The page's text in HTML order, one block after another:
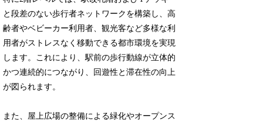
と段差のない歩行者ネットワークを構築し、高
齢者やベビーカー利用者、観光客など多様な利
用者がストレスなく移動できる都市環境を実現
します。これにより、駅前の歩行動線が立体的
かつ連続的につながり、回遊性と滞在性の向上
が図られます。
また、屋上広場の整備による緑化やオープンス